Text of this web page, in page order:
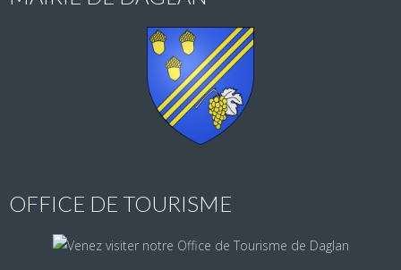
OFFICE DE TOURISME